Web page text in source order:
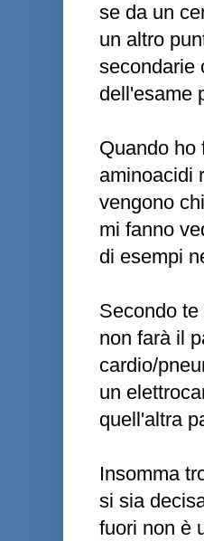
se da un
un altro
secondarie
dell'esame
Quando ho
aminoacidi
vengono
mi fanno
di esempi
Secondo
non farà il
cardio/
un
quell'altra
Insomma
si sia
fuori non è